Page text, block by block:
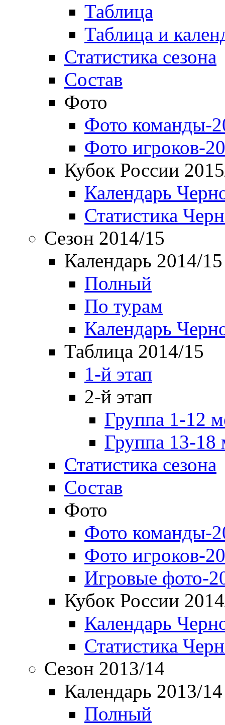
Таблица
Таблица и
Статистика сезона
Состав
Фото
Фото команды-
Фото игроков-
Кубок России
Календарь
Статистика
Сезон 2014/15
Календарь 2014/15
Полный
По турам
Календарь
Таблица 2014/15
1-й этап
2-й этап
Группа 1-12
Группа 13-18
Статистика сезона
Состав
Фото
Фото команды-
Фото игроков-
Игровые фото-
Кубок России
Календарь
Статистика
Сезон 2013/14
Календарь 2013/14
Полный